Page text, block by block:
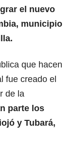
el nuevo
municipio
que hacen
fue creado el
de la
parte los
y Tubará,